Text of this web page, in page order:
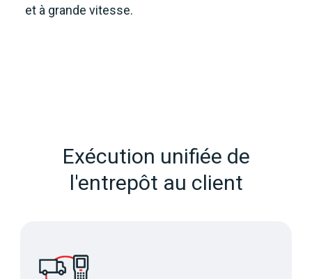
et à grande vitesse.
Exécution unifiée de
l'entrepôt au client